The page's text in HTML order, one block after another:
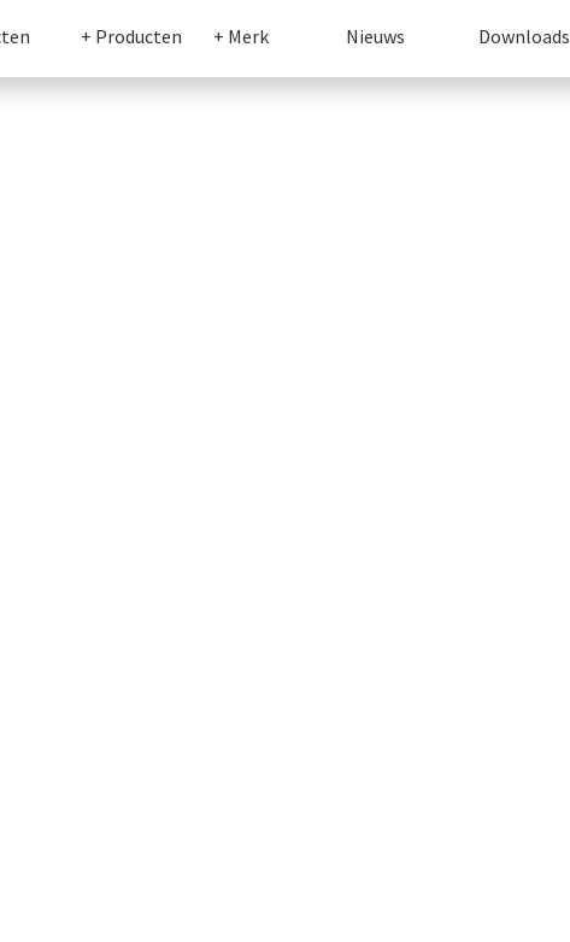
+ Producten + Merk Nieuws Downloads